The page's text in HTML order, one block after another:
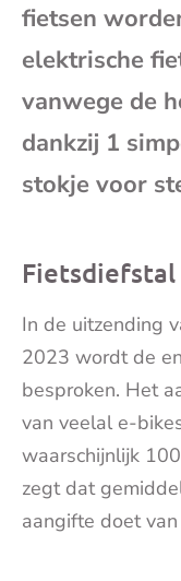
fietsen
elektrische
vanwege de
dankzij 1
stokje voor
In de uitzending
2023 wordt de
besproken. Het
van veelal e-
waarschijnlijk
zegt dat
aangifte doet